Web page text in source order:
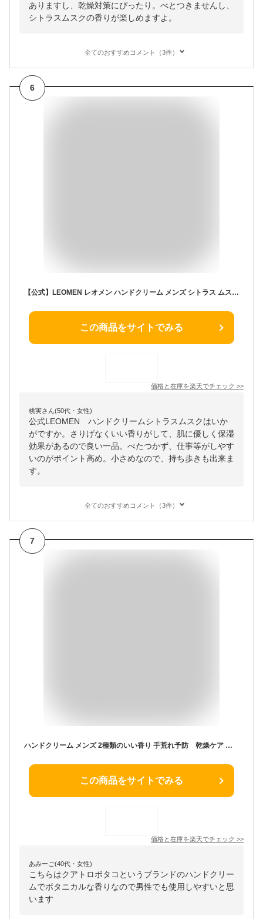
ありますし、乾燥対策にぴったり。べとつきませんし、
シトラスムスクの香りが楽しめますよ。
全てのおすすめコメント（3件）
6
【公式】LEOMEN レオメン ハンドクリーム メンズ シトラス ムスク 60g ユニセックス プレゼント 良い香り ベタつかない ハンドケア サラサラ メンズコスメ 男女兼用 香水 練り香水 フレグランス クリーム 手指 手荒れ ささくれ 男用 男性用 ミニサイズ
この商品をサイトでみる
価格と在庫を楽天でチェック >>
桃実さん(50代・女性)
公式LEOMEN ハンドクリームシトラスムスクはいか
がですか。さりげなくいい香りがして、肌に優しく保湿
効果があるので良い一品。べたつかず、仕事等がしやす
いのがポイント高め。小さめなので、持ち歩きも出来ま
す。
全てのおすすめコメント（3件）
7
ハンドクリーム メンズ 2種類のいい香り 手荒れ予防 乾燥ケア さらさら べたつかない｜クワトロボタニコ ボタニカル エッセンスイン ハンドクリームあかぎれ ひび さかむけ ささくれ 爪までケアするオールインワン レチノール配合
この商品をサイトでみる
価格と在庫を楽天でチェック >>
あみーご(40代・女性)
こちらはクアトロボタコというブランドのハンドクリー
ムでボタニカルな香りなので男性でも使用しやすいと思
います